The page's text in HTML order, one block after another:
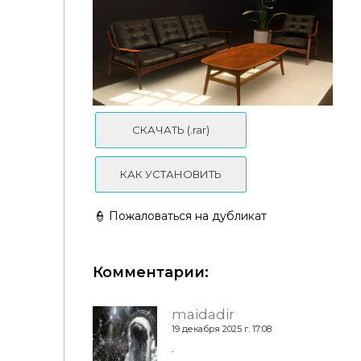
Country Living Room Set Part 1
СКАЧАТЬ (.rar)
КАК УСТАНОВИТЬ
👮 Пожаловаться на дубликат
Комментарии:
maidadir
19 декабря 2025 г. 17:08